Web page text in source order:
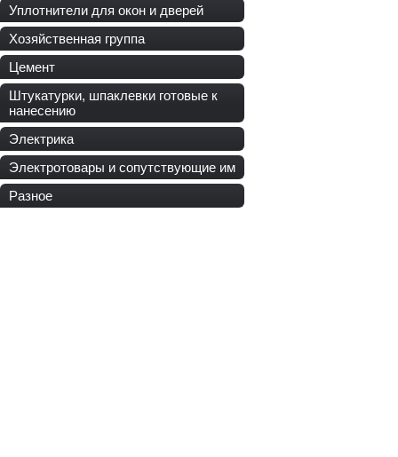
Уплотнители для окон и дверей
Хозяйственная группа
Цемент
Штукатурки, шпаклевки готовые к
нанесению
Электрика
Электротовары и сопутствующие им
Разное